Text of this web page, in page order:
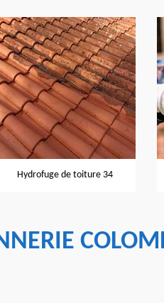
Hydrofuge de toiture 34